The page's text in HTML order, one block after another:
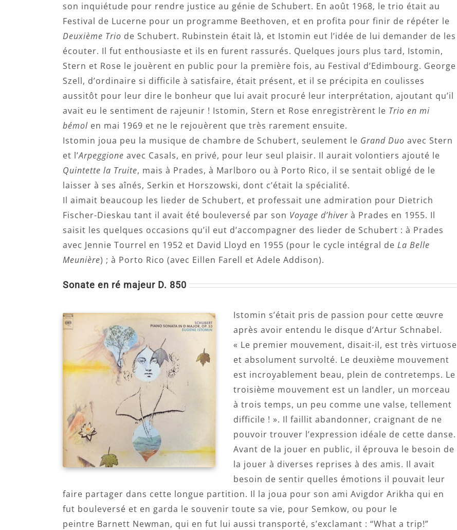
son inquiétude pour rendre justice au génie de Schubert. En août 1968, le trio était au
Festival de Lucerne pour un programme Beethoven, et en profita pour finir de répéter le
Deuxième Trio de Schubert. Rubinstein était là, et Istomin eut l’idée de lui demander de les
écouter. Il fut enthousiaste et ils en furent rassurés. Quelques jours plus tard, Istomin,
Stern et Rose le jouèrent en public pour la première fois, au Festival d’Edimbourg. George
Szell, d’ordinaire si difficile à satisfaire, était présent, et il se précipita en coulisses
aussitôt pour leur dire le bonheur que lui avait procuré leur interprétation, ajoutant qu’il
avait eu le sentiment de rajeunir ! Istomin, Stern et Rose enregistrèrent le Trio en mi
bémol en mai 1969 et ne le rejouèrent que très rarement ensuite.
Istomin joua peu la musique de chambre de Schubert, seulement le Grand Duo avec Stern
et l’Arpeggione avec Casals, en privé, pour leur seul plaisir. Il aurait volontiers ajouté le
Quintette la Truite, mais à Prades, à Marlboro ou à Porto Rico, il se sentait obligé de le
laisser à ses aînés, Serkin et Horszowski, dont c’était la spécialité.
Il aimait beaucoup les lieder de Schubert, et professait une admiration pour Dietrich
Fischer-Dieskau tant il avait été bouleversé par son Voyage d’hiver à Prades en 1955. Il
saisit les quelques occasions qu’il eut d’accompagner des lieder de Schubert : à Prades
avec Jennie Tourrel en 1952 et David Lloyd en 1955 (pour le cycle intégral de La Belle
Meunière) ; à Porto Rico (avec Eillen Farell et Adele Addison).
Sonate en ré majeur D. 850
Istomin s’était pris de passion pour cette œuvre
après avoir entendu le disque d’Artur Schnabel.
« Le premier mouvement, disait-il, est très virtuose
et absolument survolté. Le deuxième mouvement
est incroyablement beau, plein de contretemps. Le
troisième mouvement est un landler, un morceau
à trois temps, un peu comme une valse, tellement
difficile ! ». Il faillit abandonner, craignant de ne
pouvoir trouver l’expression idéale de cette danse.
Avant de la jouer en public, il éprouva le besoin de
la jouer à diverses reprises à des amis. Il avait
besoin de sentir quelles émotions il pouvait leur
faire partager dans cette longue partition. Il la joua pour son ami Avigdor Arikha qui en
fut bouleversé et en garda le souvenir toute sa vie, pour Semkow, ou pour le
peintre Barnett Newman, qui en fut lui aussi transporté, s’exclamant : “What a trip!”